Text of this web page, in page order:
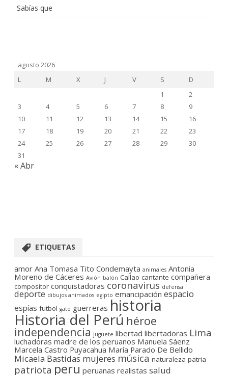
Sabías que
agosto 2026
L
M X J V S
D
1
2
3
4 5 6 7 8
9
10
11 12 13 14 15
16
17
18 19 20 21 22
23
24
25 26 27 28 29
30
31
« Abr
ETIQUETAS
amor Ana Tomasa Tito Condemayta animales Antonia
Moreno de Cáceres Avión balón Callao cantante compañera
compositor conquistadoras coronavirus defensa
deporte dibujos animados egipto emancipación espacio
espías futbol gato guerreras historia
Historia del Perú héroe
independencia juguete libertad libertadoras Lima
luchadoras madre de los peruanos Manuela Sáenz
Marcela Castro Puyacahua María Parado De Bellido
Micaela Bastidas mujeres música naturaleza patria
patriota peru peruanas realistas salud